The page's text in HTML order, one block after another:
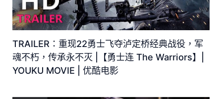
TRAILER：重现22勇士飞夺泸定桥经典战役，军
魂不朽，传承永不灭 |【勇士连 The Warriors】|
YOUKU MOVIE | 优酷电影